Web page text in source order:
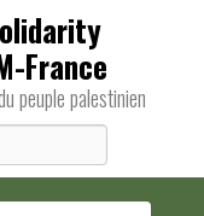
France
peuple palestinien